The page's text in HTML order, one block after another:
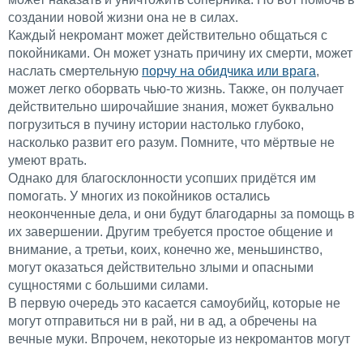
создании новой жизни она не в силах.
Каждый некромант может действительно общаться с
покойниками. Он может узнать причину их смерти, может
наслать смертельную порчу на обидчика или врага,
может легко оборвать чью-то жизнь. Также, он получает
действительно широчайшие знания, может буквально
погрузиться в пучину истории настолько глубоко,
насколько развит его разум. Помните, что мёртвые не
умеют врать.
Однако для благосклонности усопших придётся им
помогать. У многих из покойников остались
неоконченные дела, и они будут благодарны за помощь в
их завершении. Другим требуется простое общение и
внимание, а третьи, коих, конечно же, меньшинство,
могут оказаться действительно злыми и опасными
сущностями с большими силами.
В первую очередь это касается самоубийц, которые не
могут отправиться ни в рай, ни в ад, а обречены на
вечные муки. Впрочем, некоторые из некромантов могут